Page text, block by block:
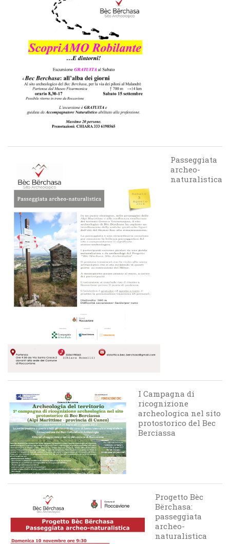
Passeggiata
archeo-
naturalistica
I Campagna di
ricognizione
archeologica nel sito
protostorico del Bec
Berciassa
Progetto Bèc
Bërchasa:
passeggiata
archeo-
naturalistica